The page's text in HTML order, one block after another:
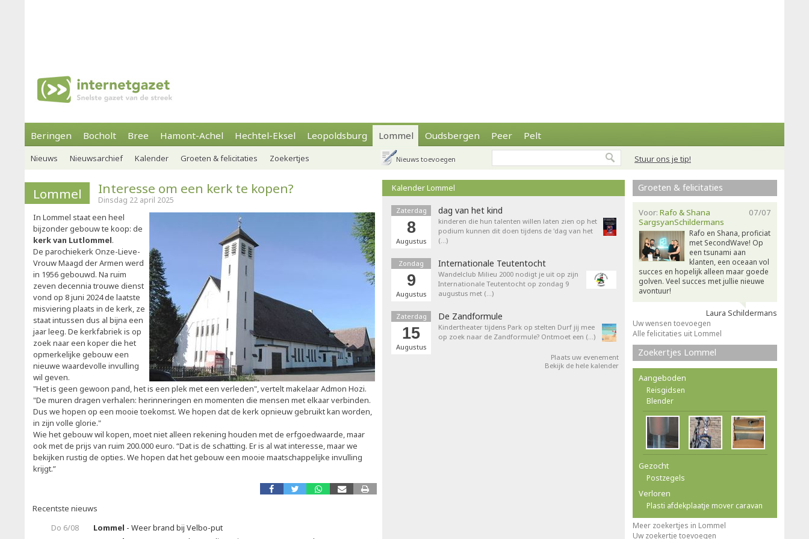
Beringen Bocholt Bree Hamont-Achel Hechtel-Eksel Leopoldsburg Lommel Oudsbergen Peer Pelt
Stuur ons je tip!
Nieuws Nieuwsarchief Kalender Groeten & felicitaties Zoekertjes Nieuws toevoegen
Lommel Interesse om een kerk te kopen?
Dinsdag 22 april 2025
In Lommel staat een heel
bijzonder gebouw te koop: de
kerk van Lutlommel.
De parochiekerk Onze-Lieve-
Vrouw Maagd der Armen werd
in 1956 gebouwd. Na ruim
zeven decennia trouwe dienst
vond op 8 juni 2024 de laatste
misviering plaats in de kerk, ze
staat intussen dus al bijna een
jaar leeg. De kerkfabriek is op
zoek naar een koper die het
opmerkelijke gebouw een
nieuwe waardevolle invulling
wil geven.
"Het is geen gewoon pand, het is een plek met een verleden", vertelt makelaar Admon Hozi.
"De muren dragen verhalen: herinneringen en momenten die mensen met elkaar verbinden.
Dus we hopen op een mooie toekomst. We hopen dat de kerk opnieuw gebruikt kan worden,
in zijn volle glorie."
Wie het gebouw wil kopen, moet niet alleen rekening houden met de erfgoedwaarde, maar
ook met de prijs van ruim 200.000 euro. “Dat is de schatting. Er is al wat interesse, maar we
bekijken rustig de opties. We hopen dat het gebouw een mooie maatschappelijke invulling
krijgt.”
Recentste nieuws
Do 6/08
Lommel - Weer brand bij Velbo-put
Kalender Lommel
Zaterdag
8
Augustus
dag van het kind
kinderen die hun talenten willen laten zien op het
podium kunnen dit doen tijdens de 'dag van het
(…)
Zondag
9
Augustus
Internationale Teutentocht
Wandelclub Milieu 2000 nodigt je uit op zijn
Internationale Teutentocht op zondag 9
augustus met (…)
Zaterdag
15
Augustus
De Zandformule
Kindertheater tijdens Park op stelten Durf jij mee
op zoek naar de Zandformule? Ontmoet een (…)
Plaats uw evenement
Bekijk de hele kalender
Groeten & felicitaties
07/07
Voor: Rafo & Shana
SargsyanSchildermans
Rafo en Shana, proficiat
met SecondWave! Op
een tsunami aan
klanten, een oceaan vol
succes en hopelijk alleen maar goede
golven. Veel succes met jullie nieuwe
avontuur!
Laura Schildermans
Uw wensen toevoegen
Alle felicitaties uit Lommel
Zoekertjes Lommel
Aangeboden
Reisgidsen
Blender
Gezocht
Postzegels
Verloren
Plasti afdekplaatje mover caravan
Meer zoekertjes in Lommel
Uw zoekertje toevoegen